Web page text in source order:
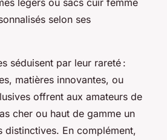
selon ses
séduisent par leur rareté :
matières innovantes, ou
offrent aux amateurs de
cher ou haut de gamme un
distinctives. En complément,